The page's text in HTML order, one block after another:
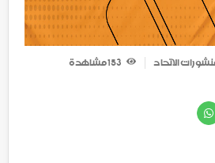
الاتحاد
مشاهدة